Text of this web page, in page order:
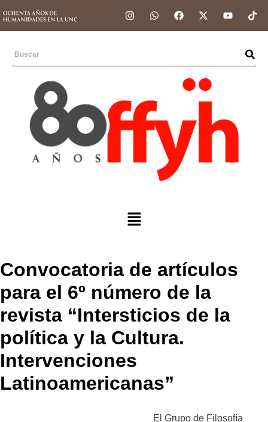
Convocatoria de artículos
para el 6º número de la
revista “Intersticios de la
política y la Cultura.
Intervenciones
Latinoamericanas”
El Grupo de Filosofía